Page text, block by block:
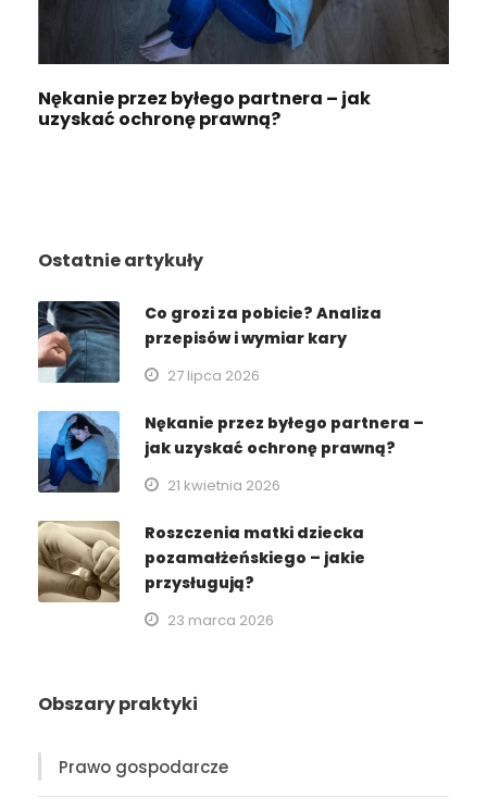
Nękanie przez byłego partnera – jak
uzyskać ochronę prawną?
Ostatnie artykuły
Co grozi za pobicie? Analiza
przepisów i wymiar kary
27 lipca 2026
Nękanie przez byłego partnera –
jak uzyskać ochronę prawną?
21 kwietnia 2026
Roszczenia matki dziecka
pozamałżeńskiego – jakie
przysługują?
23 marca 2026
Obszary praktyki
Prawo gospodarcze